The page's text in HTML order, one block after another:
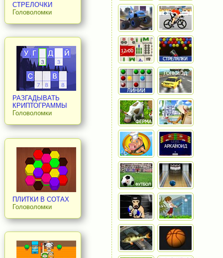
СТРЕЛОЧКИ
Головоломки
РАЗГАДЫВАТЬ
КРИПТОГРАММЫ
Головоломки
ПЛИТКИ В СОТАХ
Головоломки